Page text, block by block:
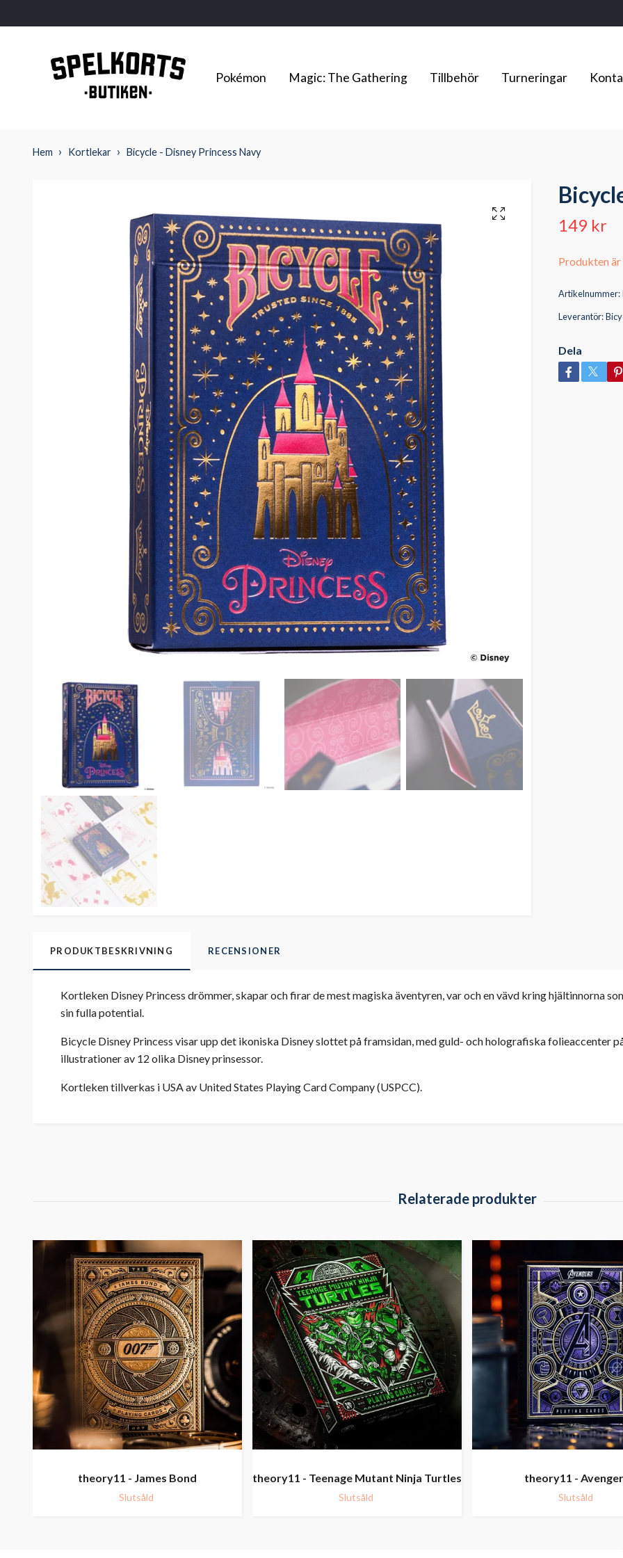
Pokémon Magic: The Gathering Tillbehör Turneringar
Hem Kortlekar Bicycle - Disney Princess Navy
149 kr
Produkten
Artikelnummer:
Leverantör:
Dela
PRODUKTBESKRIVNING RECENSIONER
Kortleken Disney Princess drömmer, skapar och firar de mest magiska äventyren, var och en vävd kring hjältinnorna
sin fulla potential.
Bicycle Disney Princess visar upp det ikoniska Disney slottet på framsidan, med guld- och holografiska folieaccenter
illustrationer av 12 olika Disney prinsessor.
Kortleken tillverkas i USA av United States Playing Card Company (USPCC).
theory11 - James Bond
Slutsåld
theory11 - Teenage Mutant Ninja Turtles
Slutsåld
theory11 -
Slutsåld